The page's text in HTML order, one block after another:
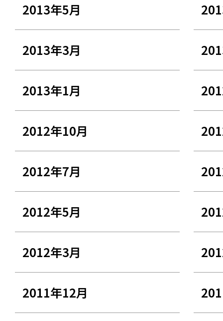
2013年5月
2013年3月
2013年1月
2012年10月
2012年7月
2012年5月
2012年3月
2011年12月